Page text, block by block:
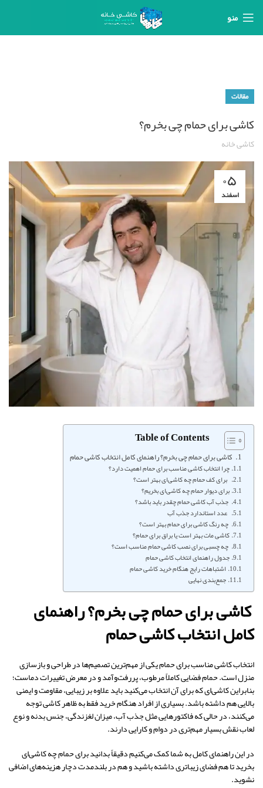
منو
مقالات
کاشی برای حمام چی بخرم؟
کاشی خانه
۰۵
اسفند
Table of Contents
کاشی برای حمام چی بخرم؟ راهنمای کامل انتخاب کاشی حمام
چرا انتخاب کاشی مناسب برای حمام اهمیت دارد؟
برای کف حمام چه کاشی‌ای بهتر است؟
برای دیوار حمام چه کاشی‌ای بخریم؟
جذب آب کاشی حمام چقدر باید باشد؟
عدد استاندارد جذب آب
چه رنگ کاشی برای حمام بهتر است؟
کاشی مات بهتر است یا براق برای حمام؟
چه چسبی برای نصب کاشی حمام مناسب است؟
جدول راهنمای انتخاب کاشی حمام
اشتباهات رایج هنگام خرید کاشی حمام
جمع‌بندی نهایی
کاشی برای حمام چی بخرم؟ راهنمای
کامل انتخاب کاشی حمام
انتخاب کاشی مناسب برای حمام یکی از مهم‌ترین تصمیم‌ها در طراحی و بازسازی
منزل است. حمام فضایی کاملاً مرطوب، پررفت‌وآمد و در معرض تغییرات دماست؛
بنابراین کاشی‌ای که برای آن انتخاب می‌کنید باید علاوه بر زیبایی، مقاومت و ایمنی
بالایی هم داشته باشد. بسیاری از افراد هنگام خرید فقط به ظاهر کاشی توجه
می‌کنند، در حالی که فاکتورهایی مثل جذب آب، میزان لغزندگی، جنس بدنه و نوع
لعاب نقش بسیار مهم‌تری در دوام و کارایی دارند.
در این راهنمای کامل به شما کمک می‌کنیم دقیقاً بدانید برای حمام چه کاشی‌ای
بخرید تا هم فضای زیباتری داشته باشید و هم در بلندمدت دچار هزینه‌های اضافی
نشوید.